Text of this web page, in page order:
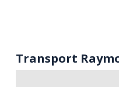
Transport